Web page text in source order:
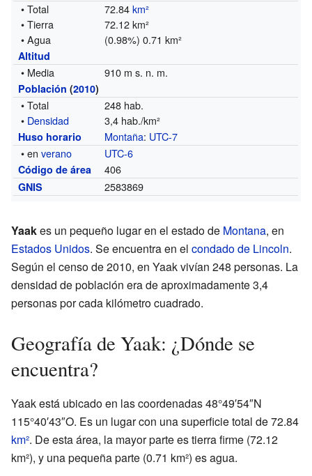
• Total 72.84km²
• Tierra
72.12 km²
• Agua
(0.98%) 0.71 km²
Altitud
• Media 910 m s. n. m.
Población (2010)
• Total
248 hab.
• Densidad 3,4 hab./km²
Huso horario Montaña: UTC-7
• enverano UTC-6
Código de área 406
GNIS 2583869
Yaakes un pequeño lugar en el estado de Montana, en
Estados Unidos. Se encuentra en el condado de Lincoln.
Según el censo de 2010, en Yaak vivían 248 personas. La
densidad de población era de aproximadamente 3,4
personas por cada kilómetro cuadrado.
Geografía de Yaak: ¿Dónde se
encuentra?
Yaak está ubicado en las coordenadas 48°49′54″N
115°40′43″O. Es un lugar con una superficie total de 72.84
km². De esta área, la mayor parte es tierra firme (72.12
km²), y una pequeña parte (0.71 km²) es agua.